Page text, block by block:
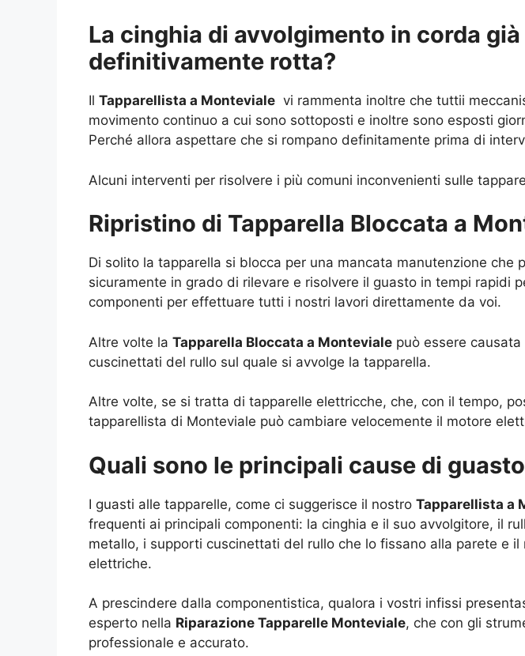
La cinghia di avvolgimento in corda
definitivamente rotta?
Il Tapparellista a Monteviale vi rammenta inoltre che tuttii
movimento continuo a cui sono sottoposti e inoltre sono esposti
Perché allora aspettare che si rompano definitamente prima di
Alcuni interventi per risolvere i più comuni inconvenienti sulle
Ripristino di Tapparella Bloccata a
Di solito la tapparella si blocca per una mancata manutenzione
sicuramente in grado di rilevare e risolvere il guasto in tempi rapidi
componenti per effettuare tutti i nostri lavori direttamente da voi.
Altre volte la Tapparella Bloccata a Monteviale può essere
cuscinettati del rullo sul quale si avvolge la tapparella.
Altre volte, se si tratta di tapparelle elettricche, che, con il tempo,
tapparellista di Monteviale può cambiare velocemente il motore
Quali sono le principali cause di
I guasti alle tapparelle, come ci suggerisce il nostro Tapparellista a
frequenti ai principali componenti: la cinghia e il suo avvolgitore, il
metallo, i supporti cuscinettati del rullo che lo fissano alla parete e
elettriche.
A prescindere dalla componentistica, qualora i vostri infissi
esperto nella Riparazione Tapparelle Monteviale, che con gli
professionale e accurato.